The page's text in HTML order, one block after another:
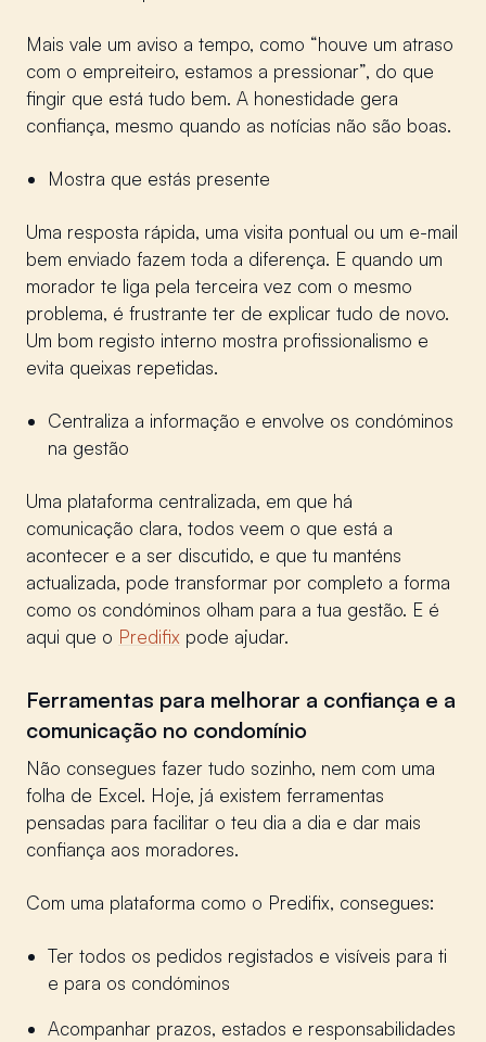
Mais vale um aviso a tempo, como “houve um atraso
com o empreiteiro, estamos a pressionar”, do que
fingir que está tudo bem. A honestidade gera
confiança, mesmo quando as notícias não são boas.
Mostra que estás presente
Uma resposta rápida, uma visita pontual ou um e-mail
bem enviado fazem toda a diferença. E quando um
morador te liga pela terceira vez com o mesmo
problema, é frustrante ter de explicar tudo de novo.
Um bom registo interno mostra profissionalismo e
evita queixas repetidas.
Centraliza a informação e envolve os condóminos
na gestão
Uma plataforma centralizada, em que há
comunicação clara, todos veem o que está a
acontecer e a ser discutido, e que tu manténs
actualizada, pode transformar por completo a forma
como os condóminos olham para a tua gestão. E é
aqui que o Predifix pode ajudar.
Ferramentas para melhorar a confiança e a
comunicação no condomínio
Não consegues fazer tudo sozinho, nem com uma
folha de Excel. Hoje, já existem ferramentas
pensadas para facilitar o teu dia a dia e dar mais
confiança aos moradores.
Com uma plataforma como o Predifix, consegues:
Ter todos os pedidos registados e visíveis para ti
e para os condóminos
Acompanhar prazos, estados e responsabilidades